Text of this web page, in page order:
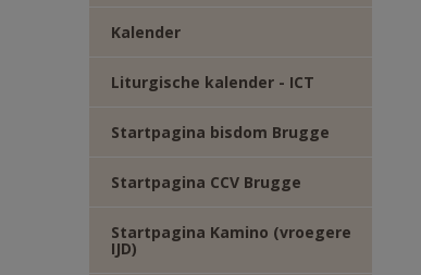
Kalender
Liturgische kalender - ICT
Startpagina bisdom Brugge
Startpagina CCV Brugge
Startpagina Kamino (vroegere
IJD)